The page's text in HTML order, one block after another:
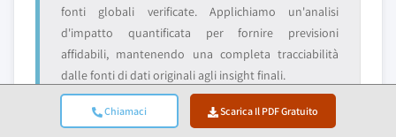
Chiamaci Scarica Il PDF Gratuito
fonti globali verificate. Applichiamo un'analisi
d'impatto quantificata per fornire previsioni
affidabili, mantenendo una completa tracciabilità
dalle fonti di dati originali agli insight finali.